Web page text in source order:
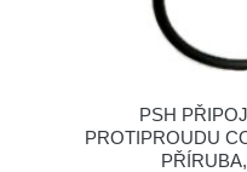
PSH
PROTIPROUDU